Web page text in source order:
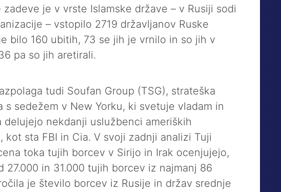
je v vrste Islamske države – v Rusiji sodi
– vstopilo 2719 državljanov Ruske
bilo 160 ubitih, 73 se jih je vrnilo in so jih v
pa so jih aretirali.
tudi Soufan Group (TSG), strateška
s sedežem v New Yorku, ki svetuje vladam in
delujejo nekdanji uslužbenci ameriških
kot sta FBI in Cia. V svoji zadnji analizi Tuji
toka tujih borcev v Sirijo in Irak ocenjujejo,
27.000 in 31.000 tujih borcev iz najmanj 86
je število borcev iz Rusije in držav srednje